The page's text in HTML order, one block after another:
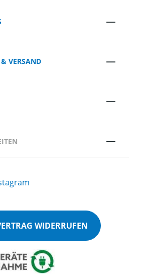
VERSAND
WIDERRUFEN